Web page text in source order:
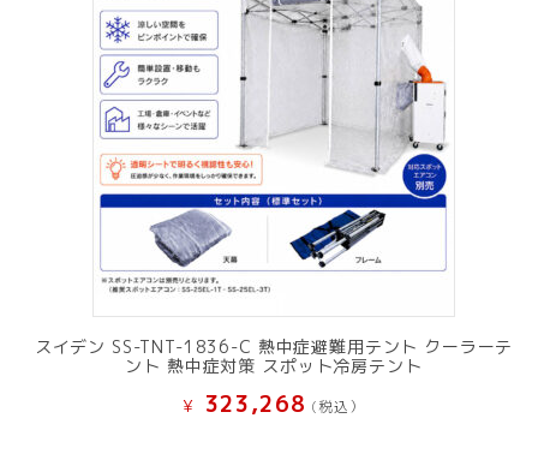
スイデン SS-TNT-1836-C 熱中症避難用テント クーラーテ
ント 熱中症対策 スポット冷房テント
¥ 323,268 (税込）